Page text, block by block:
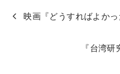
映画『どうすればよかっ
『台湾